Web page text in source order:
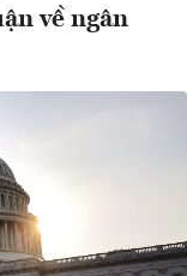
về ngân